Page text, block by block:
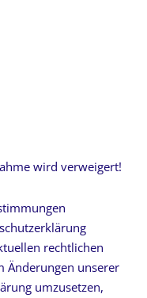
wird verweigert!
rechtlichen
Änderungen unserer
umzusetzen,